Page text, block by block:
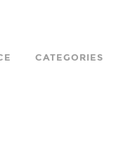
CATEGORIES